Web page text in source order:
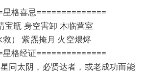
格喜忌==============
宝瓶 身空害卸 木临营室
） 紫炁掩月 火空煨烬
格经证==============
同太阴，必贤达者，或老成功而能